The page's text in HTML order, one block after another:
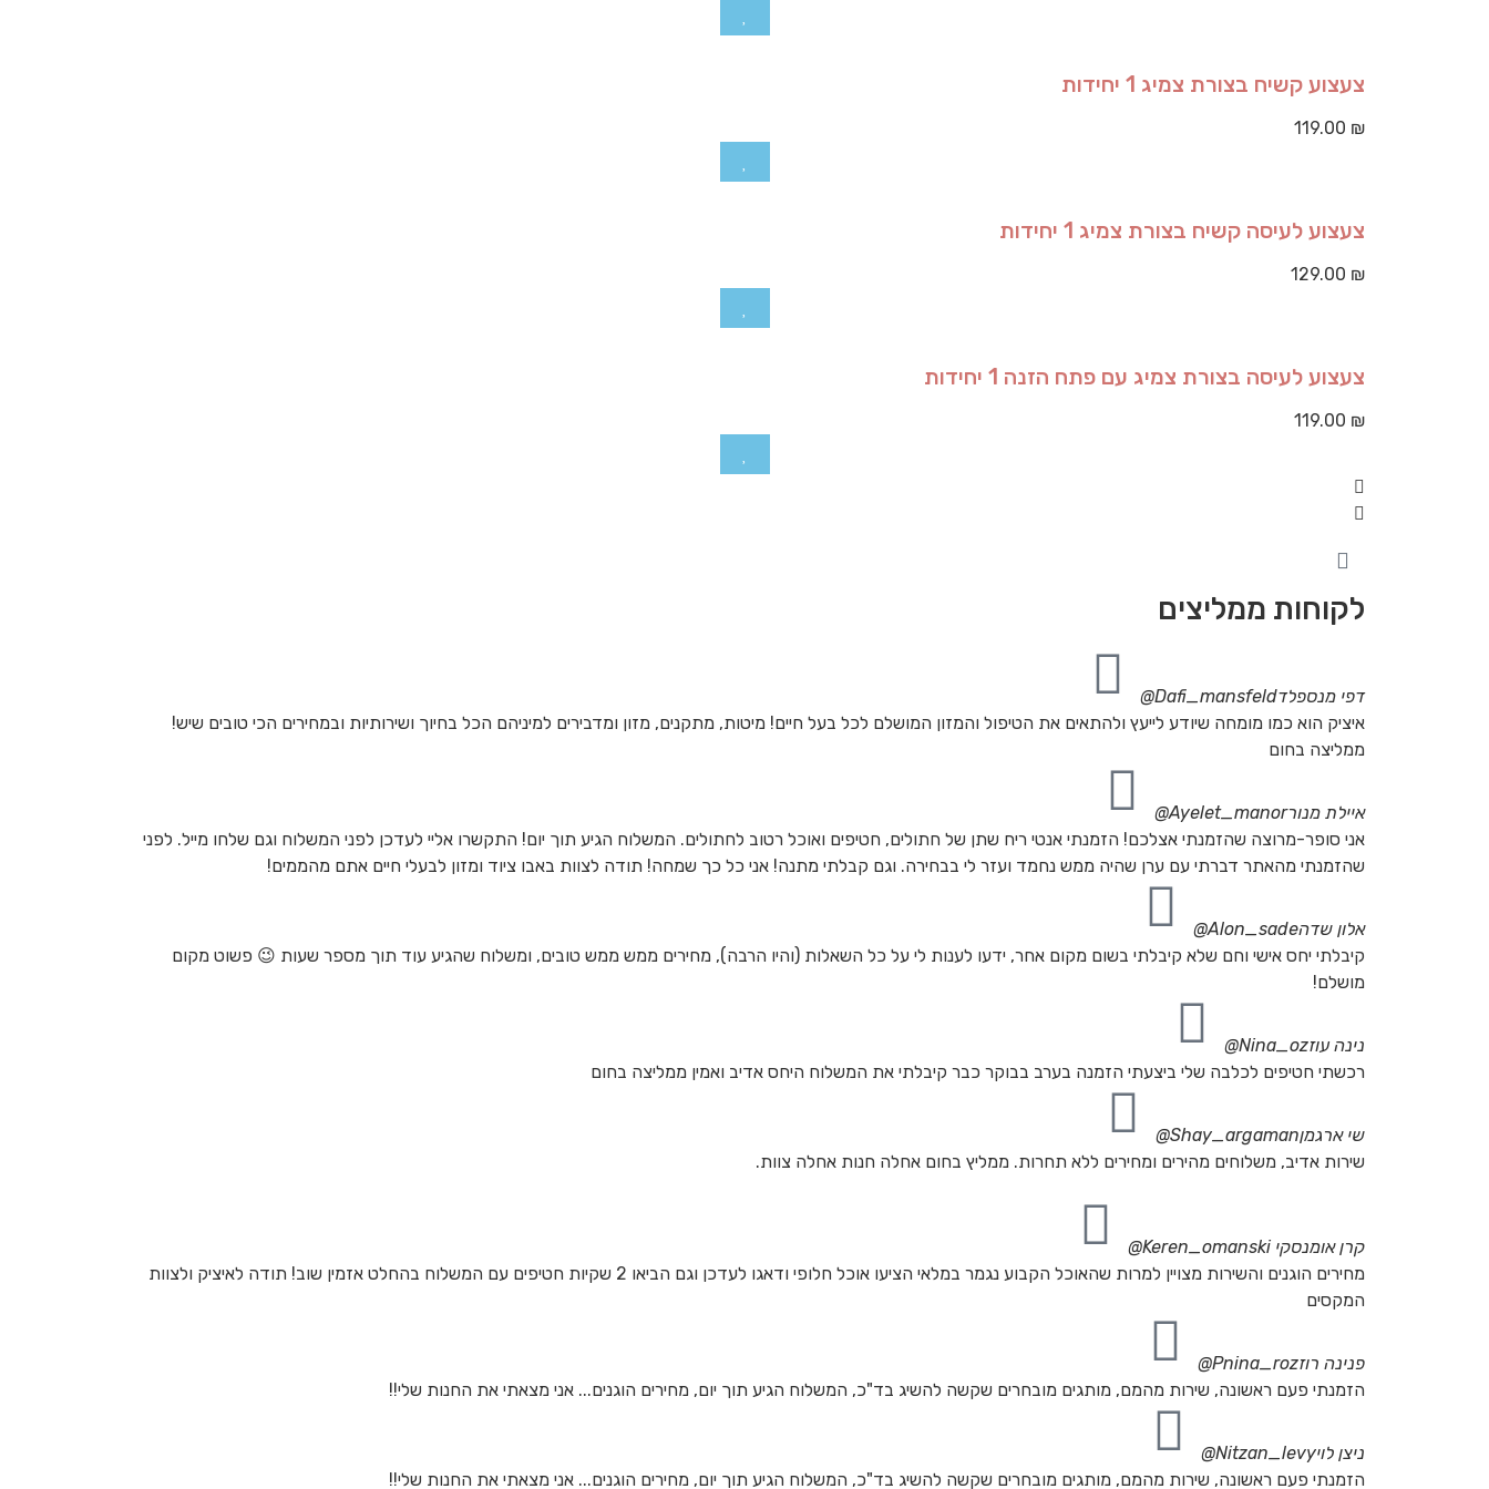
צעצוע קשיח בצורת צמיג 1 יחידות
119.00 ₪
צעצוע לעיסה קשיח בצורת צמיג 1 יחידות
129.00 ₪
צעצוע לעיסה בצורת צמיג עם פתח הזנה 1 יחידות
119.00 ₪
לקוחות ממליצים
דפי מנספלדDafi_mansfeld@
איציק הוא כמו מומחה שיודע לייעץ ולהתאים את הטיפול והמזון המושלם לכל בעל חיים! מיטות, מתקנים, מזון ומדבירים למיניהם הכל בחיוך ושירותיות ובמחירים הכי טובים שיש!
ממליצה בחום
איילת מנורAyelet_manor@
אני סופר-מרוצה שהזמנתי אצלכם! הזמנתי אנטי ריח שתן של חתולים, חטיפים ואוכל רטוב לחתולים. המשלוח הגיע תוך יום! התקשרו אליי לעדכן לפני המשלוח וגם שלחו מייל. לפני
שהזמנתי מהאתר דברתי עם ערן שהיה ממש נחמד ועזר לי בבחירה. וגם קבלתי מתנה! אני כל כך שמחה! תודה לצוות באבו ציוד ומזון לבעלי חיים אתם מהממים!
אלון שדהAlon_sade@
קיבלתי יחס אישי וחם שלא קיבלתי בשום מקום אחר, ידעו לענות לי על כל השאלות (והיו הרבה), מחירים ממש ממש טובים, ומשלוח שהגיע עוד תוך מספר שעות 😉 פשוט מקום
מושלם!
נינה עוזNina_oz@
רכשתי חטיפים לכלבה שלי ביצעתי הזמנה בערב בבוקר כבר קיבלתי את המשלוח היחס אדיב ואמין ממליצה בחום
שי ארגמןShay_argaman@
שירות אדיב, משלוחים מהירים ומחירים ללא תחרות. ממליץ בחום אחלה חנות אחלה צוות.
קרן אומנסקי Keren_omanski@
מחירים הוגנים והשירות מצויין למרות שהאוכל הקבוע נגמר במלאי הציעו אוכל חלופי ודאגו לעדכן וגם הביאו 2 שקיות חטיפים עם המשלוח בהחלט אזמין שוב! תודה לאיציק ולצוות
המקסים
פנינה רוזPnina_roz@
הזמנתי פעם ראשונה, שירות מהמם, מותגים מובחרים שקשה להשיג בד"כ, המשלוח הגיע תוך יום, מחירים הוגנים... אני מצאתי את החנות שלי!!
ניצן לויNitzan_levy@
הזמנתי פעם ראשונה, שירות מהמם, מותגים מובחרים שקשה להשיג בד"כ, המשלוח הגיע תוך יום, מחירים הוגנים... אני מצאתי את החנות שלי!!